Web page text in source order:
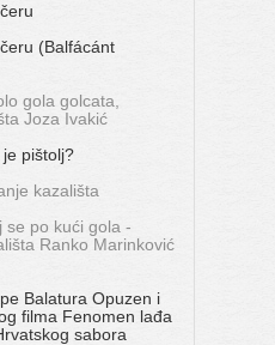
(Balfácánt
gola golcata,
Joza Ivakić
pištolj?
kazališta
se po kući gola -
Ranko Marinković
Balatura Opuzen i
filma Fenomen lađa
sabora